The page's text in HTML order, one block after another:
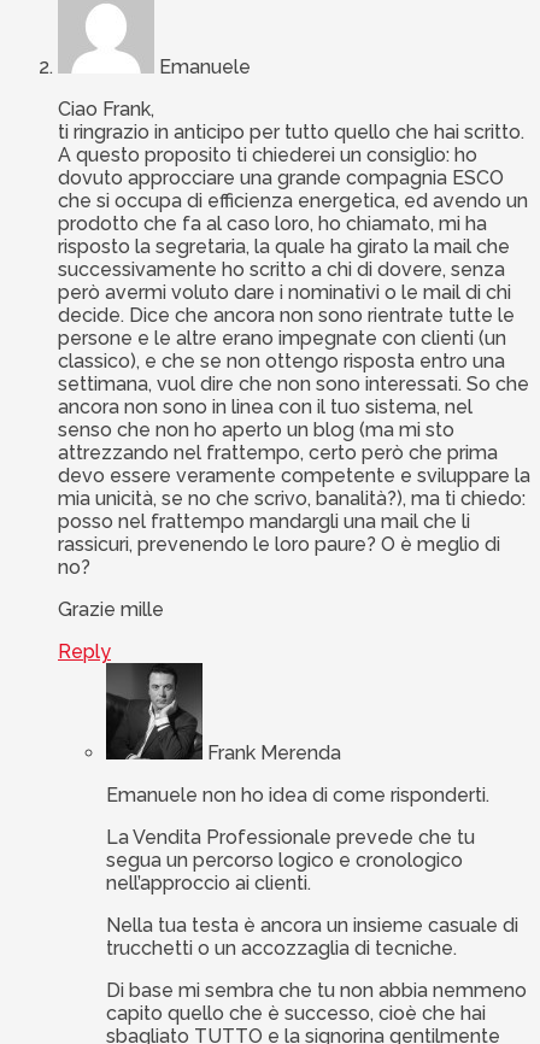
Emanuele
Ciao Frank,
ti ringrazio in anticipo per tutto quello che hai scritto.
A questo proposito ti chiederei un consiglio: ho
dovuto approcciare una grande compagnia ESCO
che si occupa di efficienza energetica, ed avendo un
prodotto che fa al caso loro, ho chiamato, mi ha
risposto la segretaria, la quale ha girato la mail che
successivamente ho scritto a chi di dovere, senza
però avermi voluto dare i nominativi o le mail di chi
decide. Dice che ancora non sono rientrate tutte le
persone e le altre erano impegnate con clienti (un
classico), e che se non ottengo risposta entro una
settimana, vuol dire che non sono interessati. So che
ancora non sono in linea con il tuo sistema, nel
senso che non ho aperto un blog (ma mi sto
attrezzando nel frattempo, certo però che prima
devo essere veramente competente e sviluppare la
mia unicità, se no che scrivo, banalità?), ma ti chiedo:
posso nel frattempo mandargli una mail che li
rassicuri, prevenendo le loro paure? O è meglio di
no?
Grazie mille
Reply
Frank Merenda
Emanuele non ho idea di come risponderti.
La Vendita Professionale prevede che tu
segua un percorso logico e cronologico
nell’approccio ai clienti.
Nella tua testa è ancora un insieme casuale di
trucchetti o un accozzaglia di tecniche.
Di base mi sembra che tu non abbia nemmeno
capito quello che è successo, cioè che hai
sbagliato TUTTO e la signorina gentilmente